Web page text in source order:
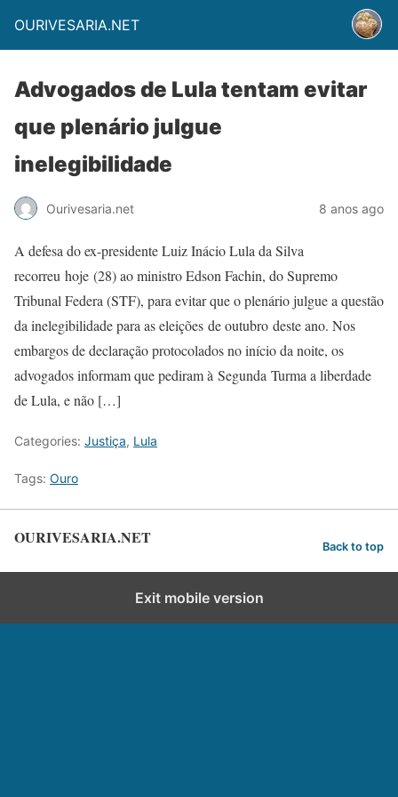
OURIVESARIA.NET
Advogados de Lula tentam evitar
que plenário julgue
inelegibilidade
Ourivesaria.net 8 anos ago
A defesa do ex-presidente Luiz Inácio Lula da Silva
recorreu hoje (28) ao ministro Edson Fachin, do Supremo
Tribunal Federa (STF), para evitar que o plenário julgue a questão
da inelegibilidade para as eleições de outubro deste ano. Nos
embargos de declaração protocolados no início da noite, os
advogados informam que pediram à Segunda Turma a liberdade
de Lula, e não […]
Categories: Justiça, Lula
Tags: Ouro
OURIVESARIA.NET Back to top
Exit mobile version